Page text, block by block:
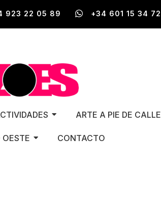
923 22 05 89 +34 601 15 34 72
ARTE A PIE DE CALLE
OESTE CONTACTO